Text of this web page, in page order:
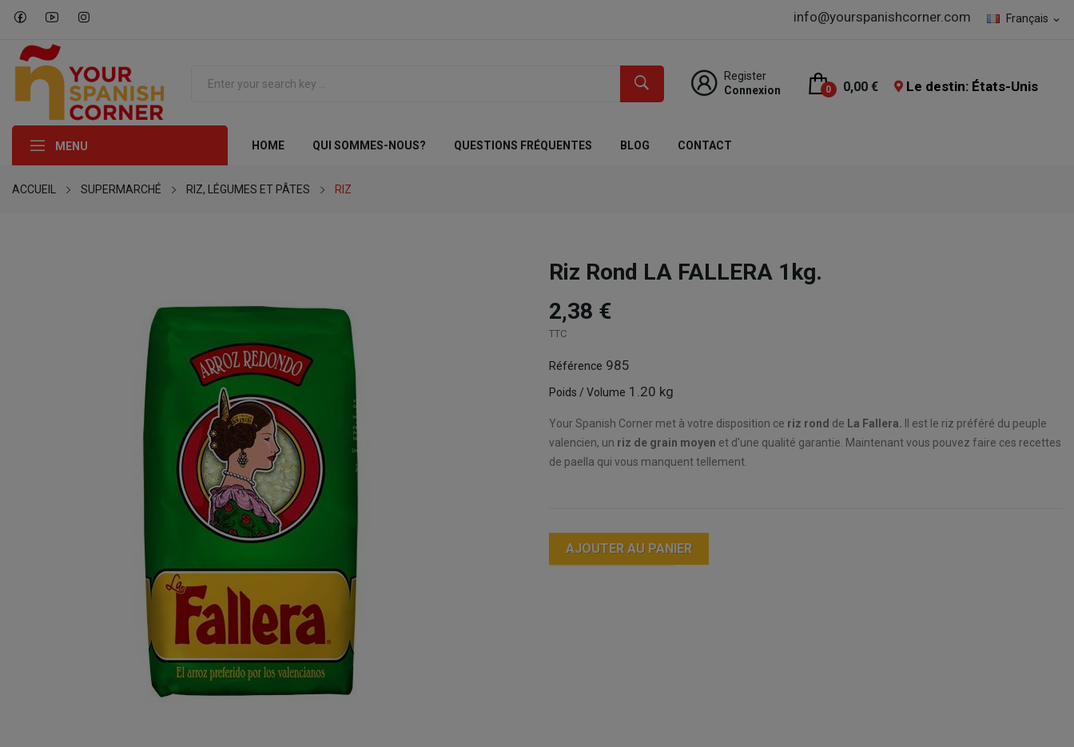
Français expand_more
info@yourspanishcorner.com
Register
Connexion
0 0,00 € Le destin: États-Unis
MENU HOME QUI SOMMES-NOUS? QUESTIONS FRÉQUENTES BLOG CONTACT
ACCUEIL SUPERMARCHÉ RIZ, LÉGUMES ET PÂTES RIZ
Riz Rond LA FALLERA 1kg.
2,38 €
TTC
Référence 985
Poids / Volume 1.20 kg
Your Spanish Corner met à votre disposition ce riz rond de La Fallera.
Il est le riz préféré du peuple
valencien, un riz de grain moyen et d'une qualité garantie. Maintenant vous pouvez faire ces recettes
de paella qui vous manquent tellement.
AJOUTER AU PANIER